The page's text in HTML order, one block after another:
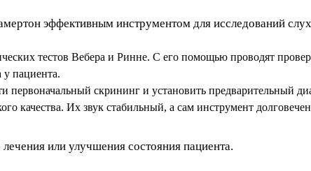
эффективным инструментом для исследований
тестов Вебера и Ринне. С его помощью проводят
пациента.
первоначальный скрининг и установить предварительный
качества. Их звук стабильный, а сам инструмент
или улучшения состояния пациента.